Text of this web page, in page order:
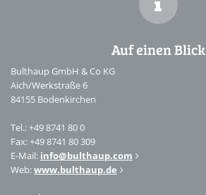
Auf einen Blick
Bulthaup GmbH & Co KG
Aich/Werkstraße 6
84155 Bodenkirchen
Tel.: +49 8741 80 0
Fax: +49 8741 80 309
E-Mail: info@bulthaup.com
Web:www.bulthaup.de